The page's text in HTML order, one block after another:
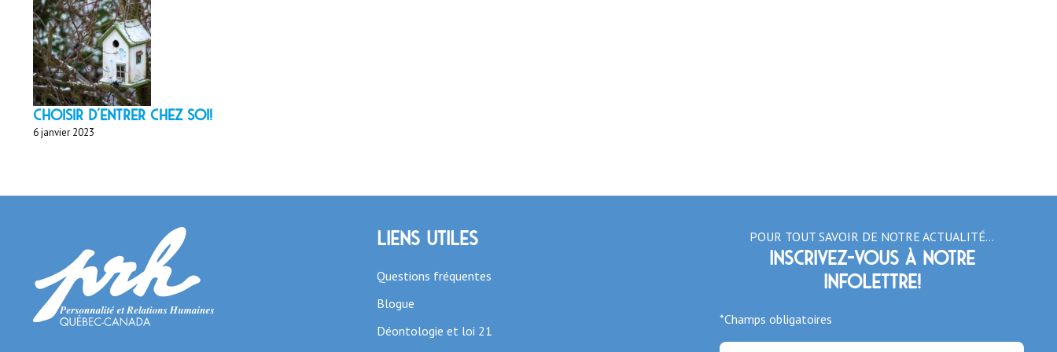
Choisir d'entrer chez soi!
6 janvier 2023
Liens utiles
Questions fréquentes
Blogue
Déontologie et loi 21
POUR TOUT SAVOIR DE NOTRE ACTUALITÉ…
Inscrivez-vous à notre
infolettre!
*Champs obligatoires